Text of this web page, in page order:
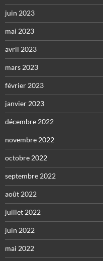
juin 2023
mai 2023
avril 2023
mars 2023
février 2023
janvier 2023
décembre 2022
novembre 2022
octobre 2022
septembre 2022
août 2022
juillet 2022
juin 2022
mai 2022